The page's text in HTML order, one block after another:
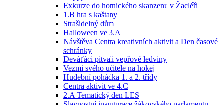
Exkurze do hornického skanzenu v Žacléři
1.B hra s kaštany
Strašidelný dům
Halloween ve 3.A
Návštěva Centra kreativních aktivit a Den časové
schránky
Deváťáci pitvali vepřové ledviny
Vezmi svého učitele na hokej
Hudební pohádka 1. a 2. třídy
Centra aktivit ve 4.C
2.A Tematický den LES